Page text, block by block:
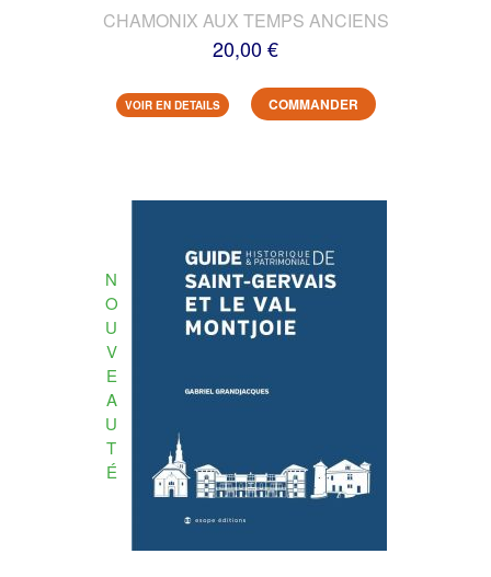
CHAMONIX AUX TEMPS ANCIENS
20,00 €
VOIR EN DETAILS COMMANDER
N
O
U
V
E
A
U
T
É